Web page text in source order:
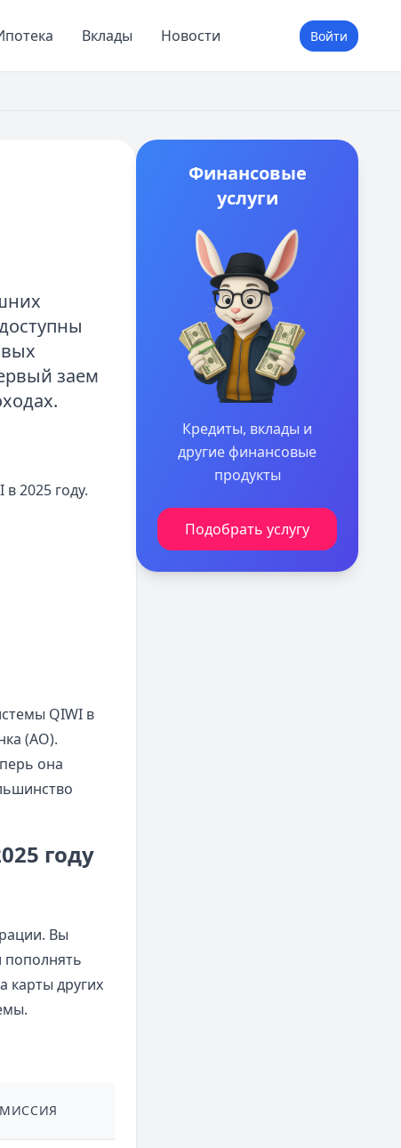
Вклады Новости Войти
заем
2025 году.
QIWI в
(АО).
она
году
Вы
пополнять
карты других
Финансовые
услуги
Кредиты, вклады и
другие финансовые
продукты
Подобрать услугу